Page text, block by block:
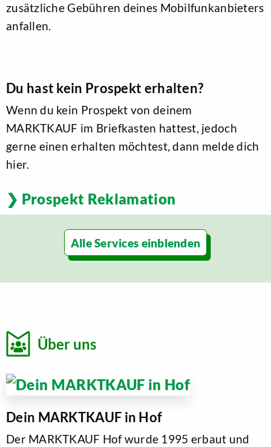
zusätzliche Gebühren deines Mobilfunkanbieters
anfallen.
Du hast kein Prospekt erhalten?
Wenn du kein Prospekt von deinem
MARKTKAUF im Briefkasten hattest, jedoch
gerne einen erhalten möchtest, dann melde dich
hier.
Prospekt Reklamation
Alle Services
Ausbildender Betrieb
dpd Pickup Paketshop
EDEKA Fotoservice
EDEKA Gutscheinkarte
Über uns
Dein MARKTKAUF in Hof
Der MARKTKAUF Hof wurde 1995 erbaut und